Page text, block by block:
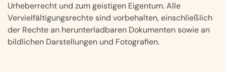
Urheberrecht und zum geistigen Eigentum. Alle
Vervielfältigungsrechte sind vorbehalten, einschließlich
der Rechte an herunterladbaren Dokumenten sowie an
bildlichen Darstellungen und Fotografien.